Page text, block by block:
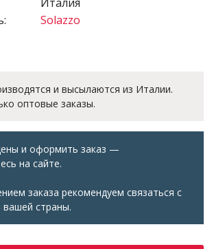
Solazzo
и высылаются из Италии.
оптовые заказы.
и оформить заказ —
на сайте.
заказа рекомендуем связаться с
страны.